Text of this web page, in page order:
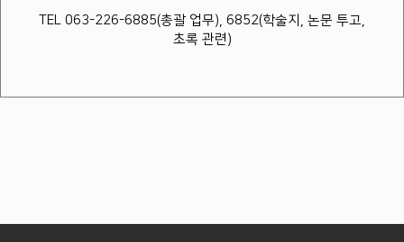
TEL 063-226-6885(총괄 업무), 6852(학술지, 논문 투고,
초록 관련)